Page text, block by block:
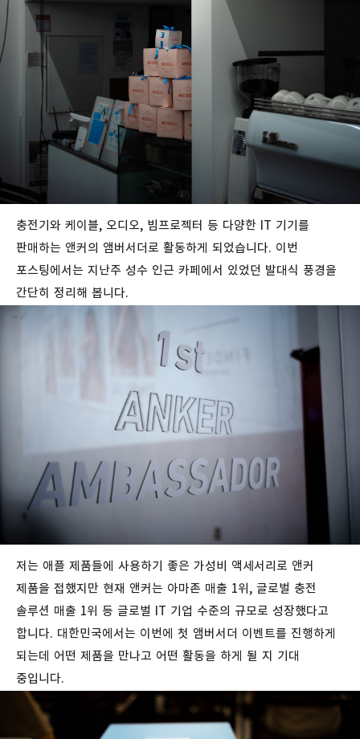
충전기와 케이블, 오디오, 빔프로젝터 등 다양한 IT 기기를
판매하는 앤커의 앰버서더로 활동하게 되었습니다. 이번
포스팅에서는 지난주 성수 인근 카페에서 있었던 발대식 풍경을
간단히 정리해 봅니다.
저는 애플 제품들에 사용하기 좋은 가성비 액세서리로 앤커
제품을 접했지만 현재 앤커는 아마존 매출 1위, 글로벌 충전
솔루션 매출 1위 등 글로벌 IT 기업 수준의 규모로 성장했다고
합니다. 대한민국에서는 이번에 첫 앰버서더 이벤트를 진행하게
되는데 어떤 제품을 만나고 어떤 활동을 하게 될 지 기대
중입니다.